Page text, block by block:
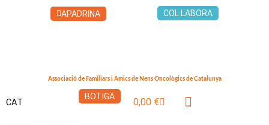
APADRINA COL·LABORA
Associació de Familiars i Amics de Nens Oncològics de Catalunya
CAT
BOTIGA 0,00 €Cistella